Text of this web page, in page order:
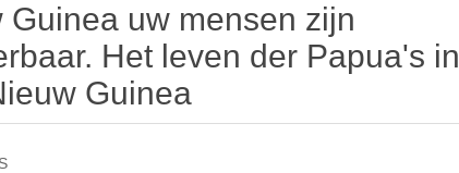
Guinea uw mensen zijn
Het leven der Papua's in
Guinea